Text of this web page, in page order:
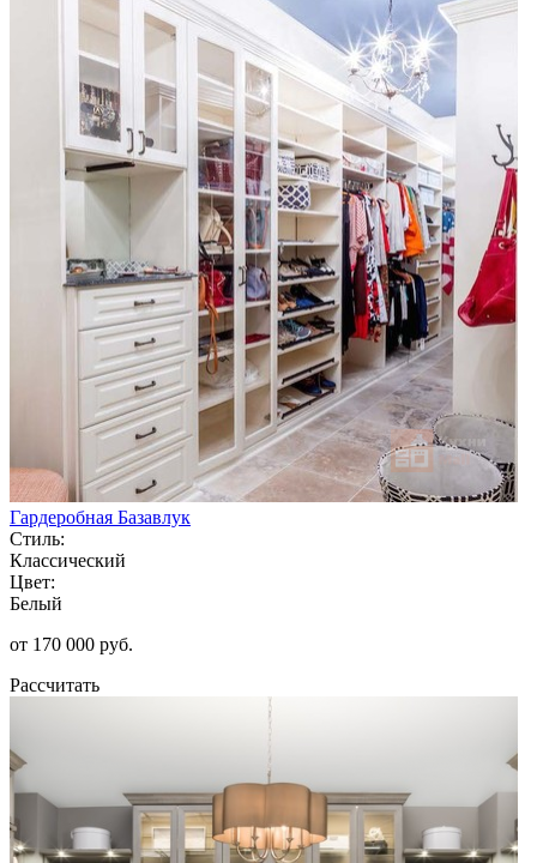
Гардеробная Базавлук
Стиль:
Классический
Цвет:
Белый
от 170 000 руб.
Рассчитать